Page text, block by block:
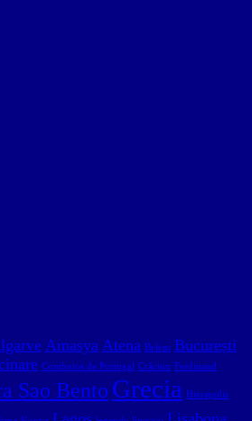
Amasya Atena Belem București
Comboios de Portugal Crăciun Ferdinand
Sao Bento Grecia Hierapolis